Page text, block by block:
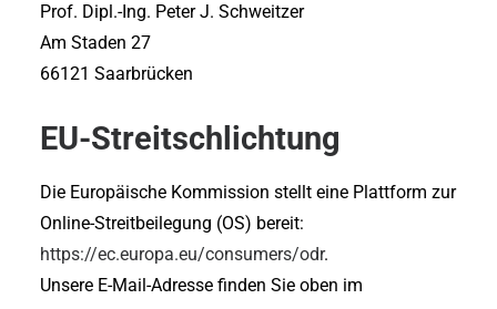
Prof. Dipl.-Ing. Peter J. Schweitzer
Am Staden 27
66121 Saarbrücken
EU-Streitschlichtung
Die Europäische Kommission stellt eine Plattform zur
Online-Streitbeilegung (OS) bereit:
https://ec.europa.eu/consumers/odr.
Unsere E-Mail-Adresse finden Sie oben im